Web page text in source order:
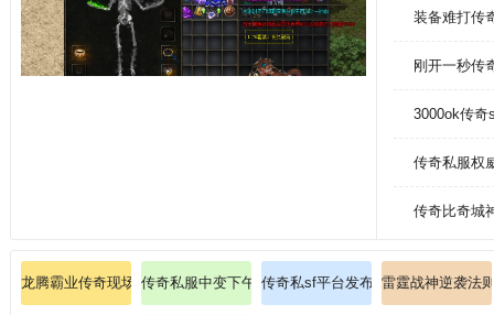
装备难打传
刚开一秒传
3000ok传奇
传奇私服权
传奇比奇城
龙腾霸业传奇现场直播道士召唤月灵横扫祖玛教主！
传奇私服中变下午16点：下午四点，传奇新纪元启程
传奇私sf平台发布网雷霆战神逆袭法